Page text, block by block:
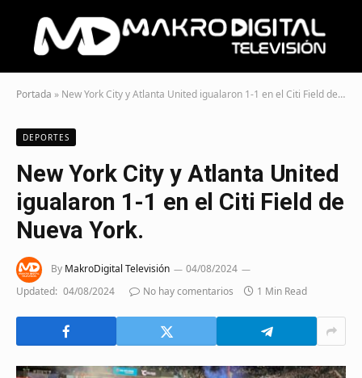
Portada » New York City y Atlanta United igualaron 1-1 en el Citi Field de Nueva York.
DEPORTES
New York City y Atlanta United
igualaron 1-1 en el Citi Field de
Nueva York.
By MakroDigital Televisión
04/08/2024
Updated: 04/08/2024 No hay comentarios 1 Min Read